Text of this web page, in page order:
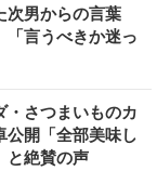
次男からの言葉
「言うべきか迷っ
さつまいものカ
開「全部美味し
と絶賛の声